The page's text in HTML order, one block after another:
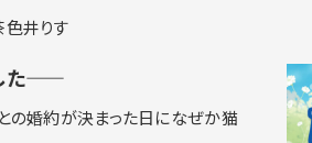
色井りす
――
の婚約が決まった日になぜか猫